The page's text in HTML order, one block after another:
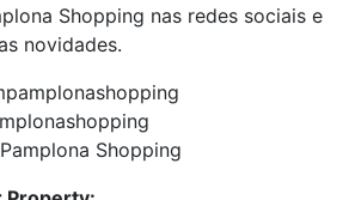
Shopping nas redes sociais e
novidades.
Shopping